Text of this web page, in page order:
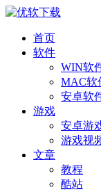
首页
软件
WIN软
MAC软
安卓软
游戏
安卓游
游戏视
文章
教程
酷站